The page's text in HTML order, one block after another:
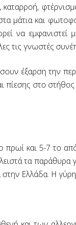
καταρροή,
μάτια και
να
τις γνωστές
έξαρση την
πίεσης στο
και 5-7 το
τα
Ελλάδα. Η